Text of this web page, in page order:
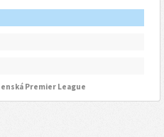
Premier League